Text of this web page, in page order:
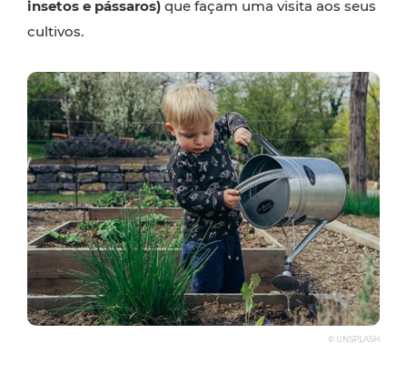
insetos e pássaros) que façam uma visita aos seus
cultivos.
© UNSPLASH